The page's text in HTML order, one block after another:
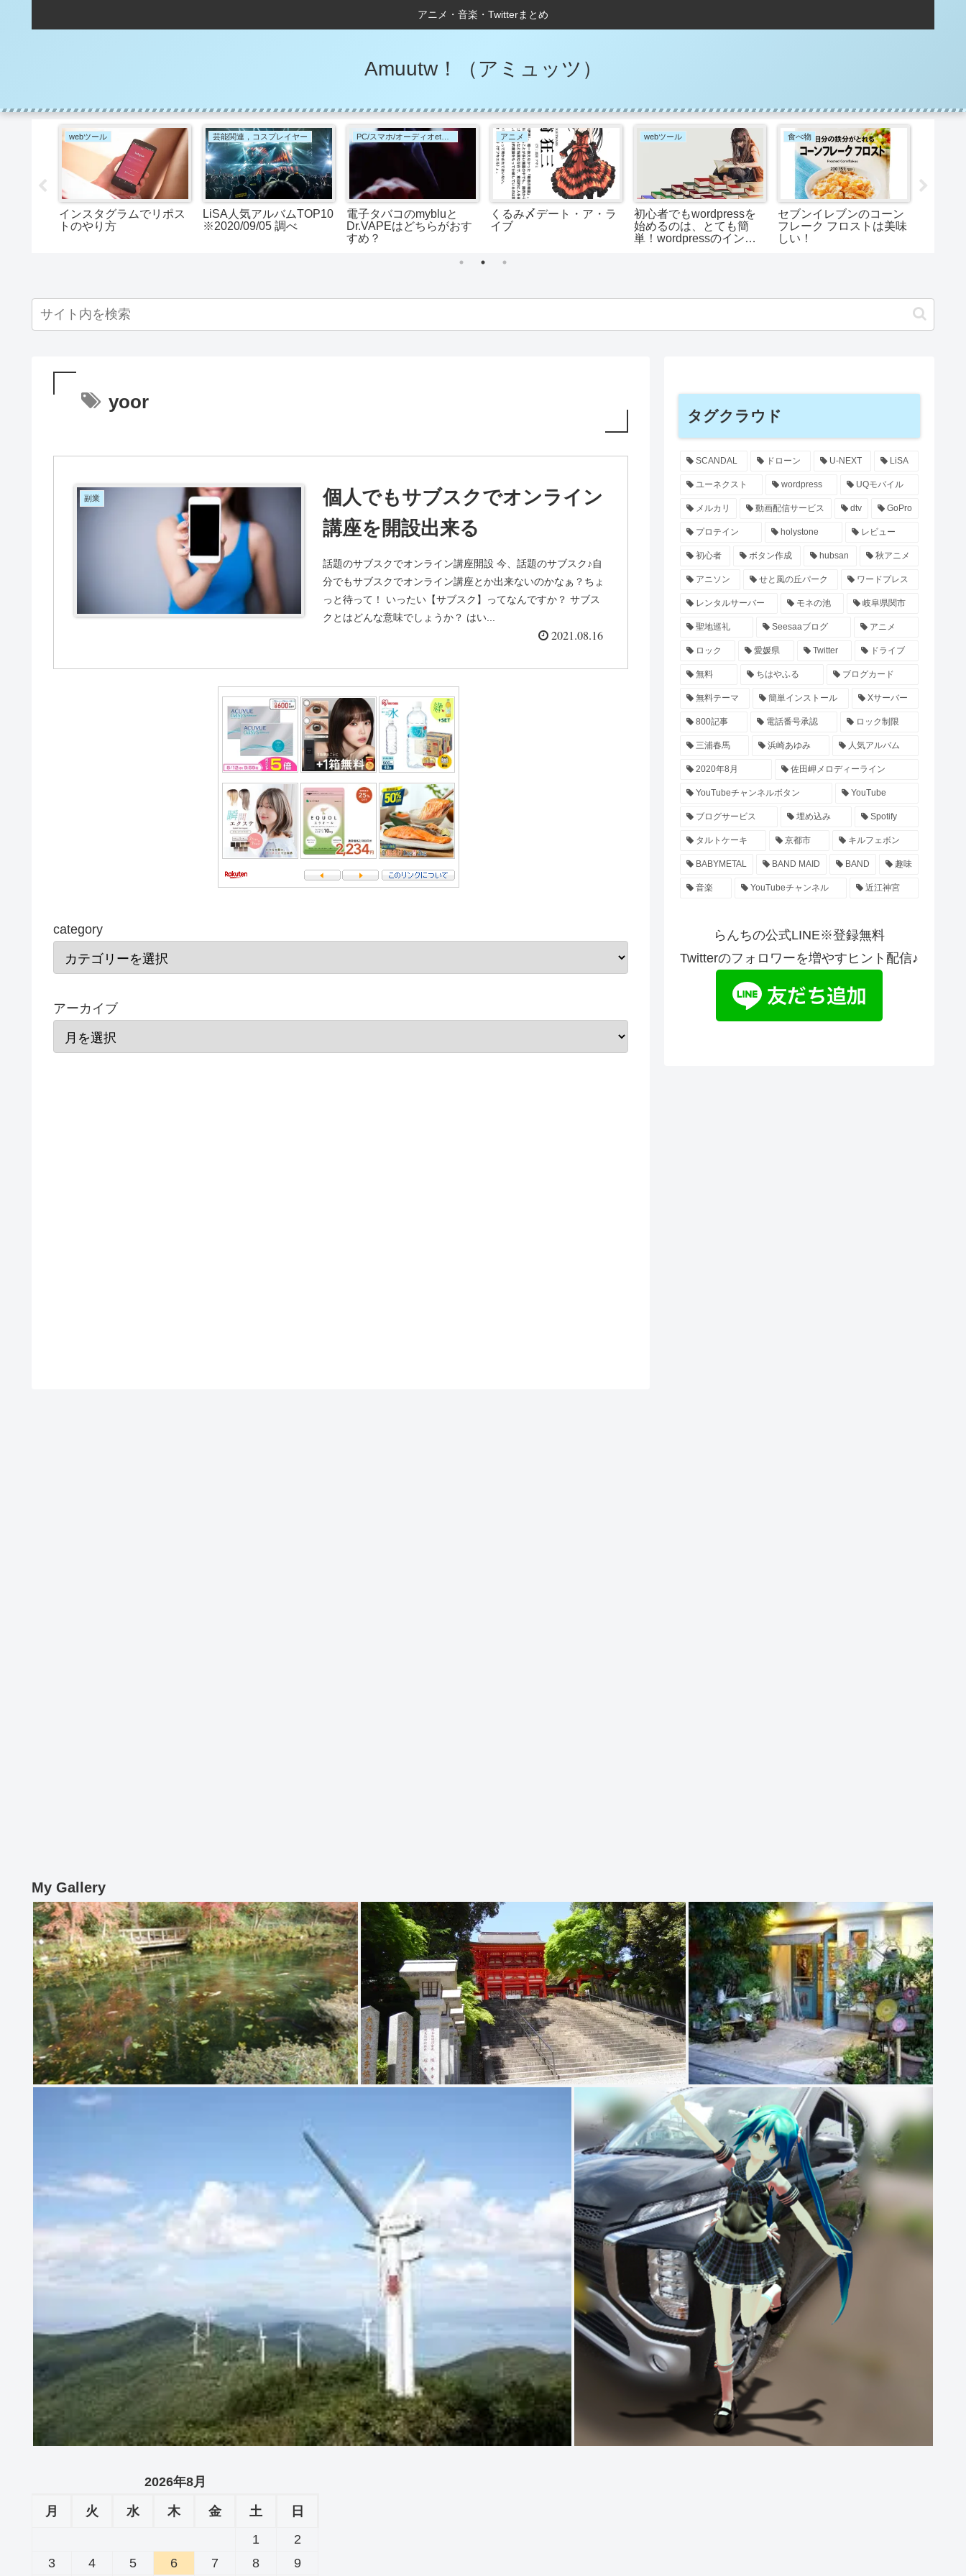
アニメ・音楽・Twitterまとめ
Amuutw！（アミュッツ）
webツール
インスタグラムでリポス
トのやり方
芸能関連，コスプレイヤー
LiSA人気アルバムTOP10
※2020/09/05 調べ
電子タバコのmybluと
Dr.VAPEはどちらがおす
すめ？
アニメ
くるみ〆デート・ア・ラ
イブ
webツール
初心者でもwordpressを
始めるのは、とても簡
単！wordpressのインス
食べ物
セブンイレブンのコーン
フレーク フロストは美味
しい！
yoor
副業
個人でもサブスクでオンライン
講座を開設出来る
話題のサブスクでオンライン講座開設 今、話題のサブスク♪自
分でもサブスクでオンライン講座とか出来ないのかなぁ？ちょ
っと待って！ いったい【サブスク】ってなんですか？ サブス
クとはどんな意味でしょうか？ はい...
2021.08.16
category
アーカイブ
タグクラウド
SCANDAL ドローン U-NEXT LiSA
ユーネクスト wordpress UQモバイル
メルカリ 動画配信サービス dtv GoPro
プロテイン holystone レビュー
初心者 ボタン作成 hubsan 秋アニメ
アニソン せと風の丘パーク ワードプレス
レンタルサーバー モネの池 岐阜県関市
聖地巡礼 Seesaaブログ アニメ
ロック 愛媛県 Twitter ドライブ
無料 ちはやふる ブログカード
無料テーマ 簡単インストール Xサーバー
800記事 電話番号承認 ロック制限
三浦春馬 浜崎あゆみ 人気アルバム
2020年8月 佐田岬メロディーライン
YouTubeチャンネルボタン YouTube
ブログサービス 埋め込み Spotify
タルトケーキ 京都市 キルフェボン
BABYMETAL BAND MAID BAND 趣味
音楽 YouTubeチャンネル 近江神宮
らんちの公式LINE※登録無料
Twitterのフォロワーを増やすヒント配信♪
My Gallery
2026年8月
月 火 水 木 金 土
日
1
2
3
4 5 6 7 8 9